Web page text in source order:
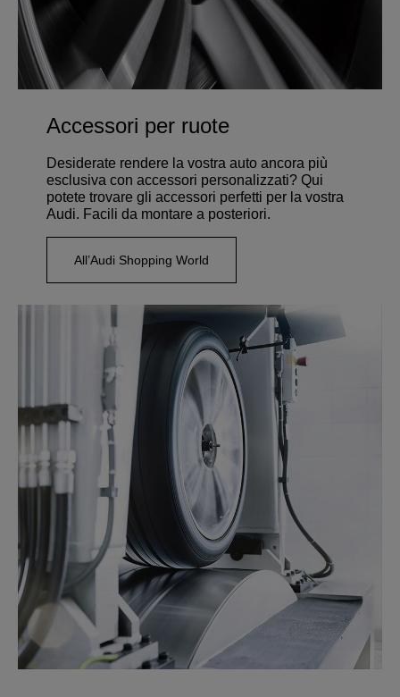
Accessori per ruote
Desiderate rendere la vostra auto ancora più
esclusiva con accessori personalizzati? Qui
potete trovare gli accessori perfetti per la vostra
Audi. Facili da montare a posteriori.
All’Audi Shopping World